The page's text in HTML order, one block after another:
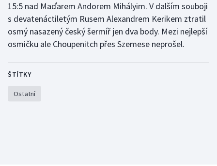
Házená
Jezdectví
15:5 nad Maďarem Andorem Mihályim. V dalším souboji
s devatenáctiletým Rusem Alexandrem Kerikem ztratil
osmý nasazený český šermíř jen dva body. Mezi nejlepší
osmičku ale Choupenitch přes Szemese neprošel.
ŠTÍTKY
Ostatní